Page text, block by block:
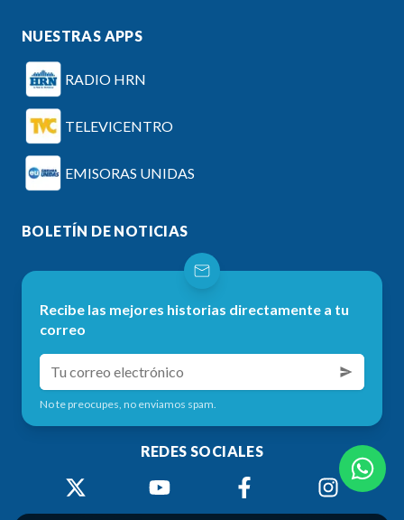
NUESTRAS APPS
RADIO HRN
TELEVICENTRO
EMISORAS UNIDAS
BOLETÍN DE NOTICIAS
Recibe las mejores historias directamente a tu
correo
No te preocupes, no enviamos spam.
REDES SOCIALES